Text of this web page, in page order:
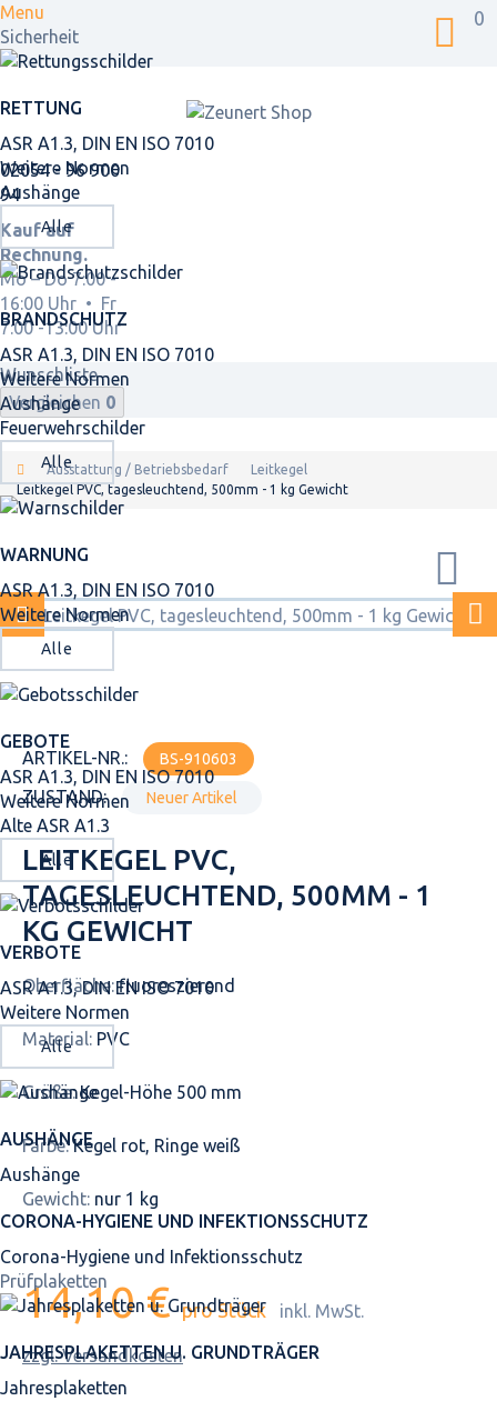
0
02054 - 96 900
94
Kauf auf
Rechnung.
Mo – Do 7:00 -
16:00 Uhr • Fr
7:00 -13:00 Uhr
Menu
Sicherheit
RETTUNG
ASR A1.3, DIN EN ISO 7010
Weitere Normen
Aushänge
Alle
BRANDSCHUTZ
ASR A1.3, DIN EN ISO 7010
Weitere Normen
Aushänge
Feuerwehrschilder
Alle
WARNUNG
ASR A1.3, DIN EN ISO 7010
Weitere Normen
Alle
GEBOTE
ASR A1.3, DIN EN ISO 7010
Weitere Normen
Alte ASR A1.3
Alle
VERBOTE
ASR A1.3, DIN EN ISO 7010
Weitere Normen
Alle
AUSHÄNGE
Aushänge
CORONA-HYGIENE UND INFEKTIONSSCHUTZ
Corona-Hygiene und Infektionsschutz
Prüfplaketten
JAHRES­PLAKETTEN U. GRUNDTRÄGER
Jahresplaketten
Wunschliste
Vergleichen 0
Ausstattung / Betriebsbedarf
Leitkegel
Leitkegel PVC, tagesleuchtend, 500mm - 1 kg Gewicht
ARTIKEL-NR.: BS-910603
ZUSTAND: Neuer Artikel
LEITKEGEL PVC,
TAGESLEUCHTEND, 500MM - 1
KG GEWICHT
Oberfläche:fluoreszierend
Material: PVC
Größe:Kegel-Höhe 500 mm
Farbe:Kegel rot, Ringe weiß
Gewicht: nur 1 kg
14,10 € pro Stück inkl. MwSt.
zzgl. Versandkosten